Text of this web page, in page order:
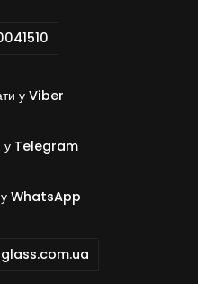
у Viber
у Telegram
у WhatsApp